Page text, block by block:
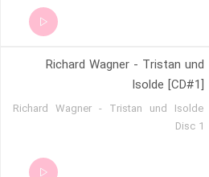
Prelude to Die Meistersinger Richard
Wagner - Ride of the Valkyries from Die
Richard Wagner - Tristan und
Isolde [CD#1]
Richard Wagner - Tristan und Isolde
Disc 1